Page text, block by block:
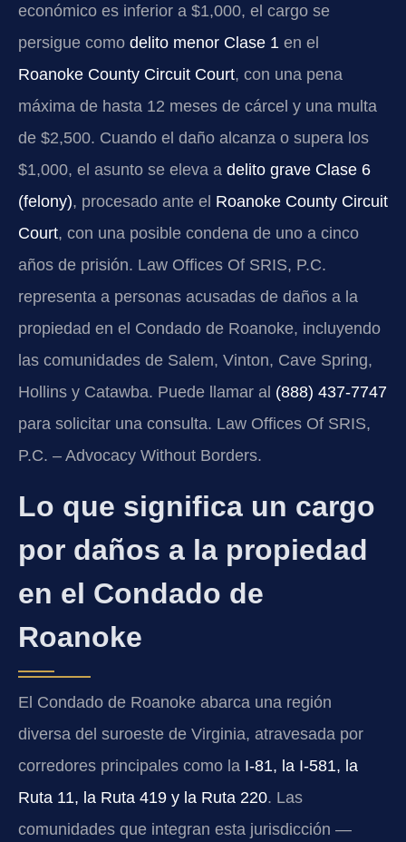
económico es inferior a $1,000, el cargo se
persigue como delito menor Clase 1 en el
Roanoke County Circuit Court, con una pena
máxima de hasta 12 meses de cárcel y una multa
de $2,500. Cuando el daño alcanza o supera los
$1,000, el asunto se eleva a delito grave Clase 6
(felony), procesado ante el Roanoke County Circuit
Court, con una posible condena de uno a cinco
años de prisión. Law Offices Of SRIS, P.C.
representa a personas acusadas de daños a la
propiedad en el Condado de Roanoke, incluyendo
las comunidades de Salem, Vinton, Cave Spring,
Hollins y Catawba. Puede llamar al (888) 437-7747
para solicitar una consulta. Law Offices Of SRIS,
P.C. – Advocacy Without Borders.
Lo que significa un cargo
por daños a la propiedad
en el Condado de
Roanoke
El Condado de Roanoke abarca una región
diversa del suroeste de Virginia, atravesada por
corredores principales como la I-81, la I-581, la
Ruta 11, la Ruta 419 y la Ruta 220. Las
comunidades que integran esta jurisdicción —